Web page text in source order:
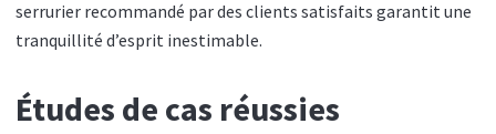
serrurier recommandé par des clients satisfaits garantit une
tranquillité d’esprit inestimable.
Études de cas réussies